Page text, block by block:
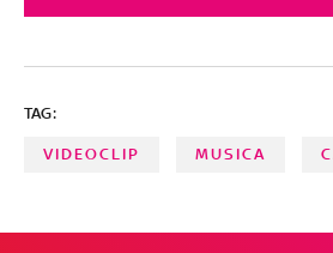
andato ai BTS, i Pinguini Tattici
& Ireland Act e i Muse hanno vinto
TAG:
VIDEOCLIP MUSICA